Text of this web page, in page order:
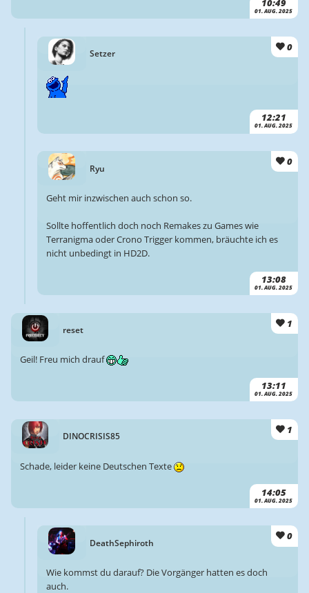
10:49
01. AUG. 2025
Setzer
0
12:21
01. AUG. 2025
Ryu
0
13:08
01. AUG. 2025
Geht mir inzwischen auch schon so.
Sollte hoffentlich doch noch Remakes zu Games wie
Terranigma oder Crono Trigger kommen, bräuchte ich es
nicht unbedingt in HD2D.
reset
1
13:11
01. AUG. 2025
Geil! Freu mich drauf
DINOCRISIS85
1
14:05
01. AUG. 2025
Schade, leider keine Deutschen Texte
DeathSephiroth
0
Wie kommst du darauf? Die Vorgänger hatten es doch
auch.